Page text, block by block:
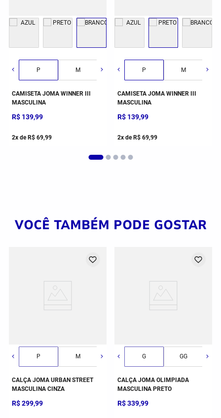
G GG 2GG/3G
P M G
CAMISETA JOMA WINNER III
MASCULINA
R$ 139,99
2x deR$ 69,99
P M
CAMISETA JOMA WINNER III
MASCULINA
R$ 139,99
2x deR$ 69,99
VOCÊ TAMBÉM PODE GOSTAR
M 2GG/3G
P M G 2GG/3G
CALÇA JOMA URBAN STREET
MASCULINA CINZA
R$299,99
G GG
CALÇA JOMA OLIMPIADA
MASCULINA PRETO
R$339,99